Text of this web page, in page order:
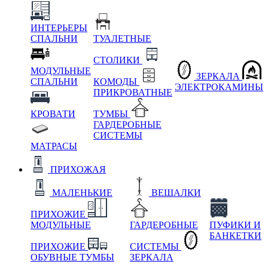
ИНТЕРЬЕРЫ
СПАЛЬНИ
МОДУЛЬНЫЕ
СПАЛЬНИ
КРОВАТИ
МАТРАСЫ
ТУАЛЕТНЫЕ
СТОЛИКИ
КОМОДЫ
ПРИКРОВАТНЫЕ
ТУМБЫ
ГАРДЕРОБНЫЕ
СИСТЕМЫ
ЗЕРКАЛА
ЭЛЕКТРОКАМИНЫ
ПРИХОЖАЯ
МАЛЕНЬКИЕ
ПРИХОЖИЕ
МОДУЛЬНЫЕ
ПРИХОЖИЕ
ОБУВНЫЕ ТУМБЫ
ВЕШАЛКИ
ГАРДЕРОБНЫЕ
СИСТЕМЫ
ЗЕРКАЛА
ПУФИКИ И
БАНКЕТКИ